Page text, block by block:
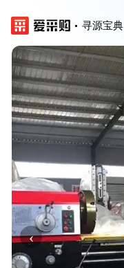
寻源宝典
‹